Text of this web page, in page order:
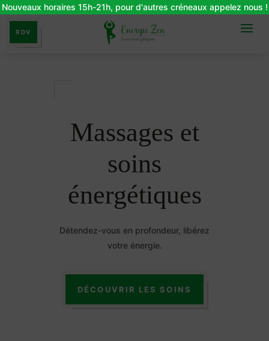
Nouveaux horaires 15h-21h, pour d'autres créneaux appelez nous !
RDV
Massages et
soins
énergétiques
Détendez-vous en profondeur, libérez
votre énergie.
DÉCOUVRIR LES SOINS